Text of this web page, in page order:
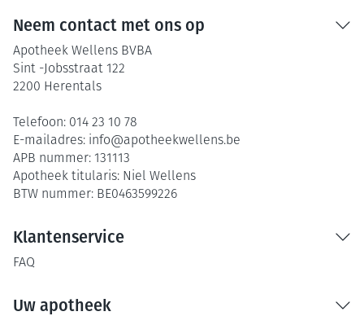
Neem contact met ons op
Apotheek Wellens BVBA
Sint -Jobsstraat 122
2200 Herentals
Telefoon: 014 23 10 78
E-mailadres: info@apotheekwellens.be
APB nummer: 131113
Apotheek titularis: Niel Wellens
BTW nummer: BE0463599226
Klantenservice
FAQ
Uw apotheek